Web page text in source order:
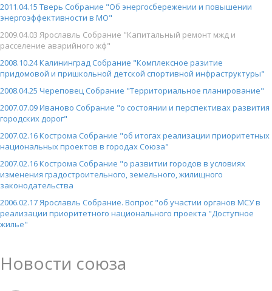
2011.04.15 Тверь Собрание "Об энергосбережении и повышении
энергоэффективности в МО"
2009.04.03 Ярославль Собрание "Капитальный ремонт мжд и
расселение аварийного жф"
2008.10.24 Калининград Собрание "Комплексное разитие
придомовой и пришкольной детской спортивной инфраструктуры"
2008.04.25 Череповец Собрание "Территориальное планирование"
2007.07.09 Иваново Собрание "о состоянии и перспективах развития
городских дорог"
2007.02.16 Кострома Собрание "об итогах реализации приоритетных
национальных проектов в городах Союза"
2007.02.16 Кострома Собрание "о развитии городов в условиях
изменения градостроительного, земельного, жилищного
законодательства
2006.02.17 Ярославль Собрание. Вопрос "об участии органов МСУ в
реализации приоритетного национального проекта "Доступное
жилье"
Новости союза